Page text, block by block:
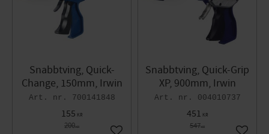
Snabbtving, Quick-
Change, 150mm, Irwin
700141848
155 KR
200KR
Snabbtving, Quick-Grip
XP, 900mm, Irwin
004010737
451 KR
547KR